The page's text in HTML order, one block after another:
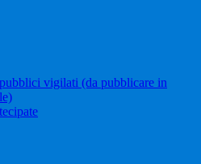
vigilati (da pubblicare in